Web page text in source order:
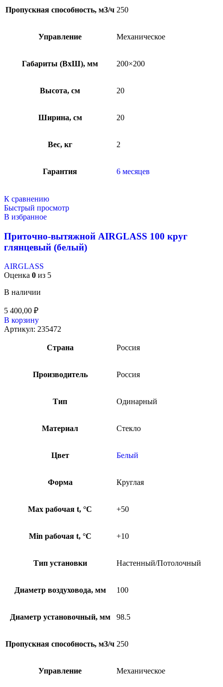
Пропускная способность, м3/ч 250
Управление Механическое
Габариты (ВхШ), мм 200×200
Высота, см 20
Ширина, см 20
Вес, кг 2
Гарантия 6 месяцев
К сравнению
Быстрый просмотр
В избранное
Приточно-вытяжной AIRGLASS 100 круг
глянцевый (белый)
AIRGLASS
Оценка 0 из 5
В наличии
5 400,00 ₽
В корзину
Артикул: 235472
Страна Россия
Производитель Россия
Тип Одинарный
Материал Стекло
Цвет Белый
Форма Круглая
Max рабочая t, °С +50
Min рабочая t, °С +10
Тип установки Настенный/Потолочный
Диаметр воздуховода, мм 100
Диаметр установочный, мм 98.5
Пропускная способность, м3/ч 250
Управление Механическое